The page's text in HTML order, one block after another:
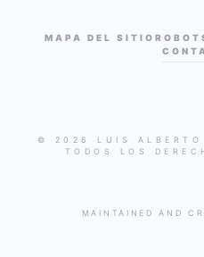
MAPA DEL SITIO
© 2026 LUIS ALBERTO
TODOS LOS
MAINTAINED AND